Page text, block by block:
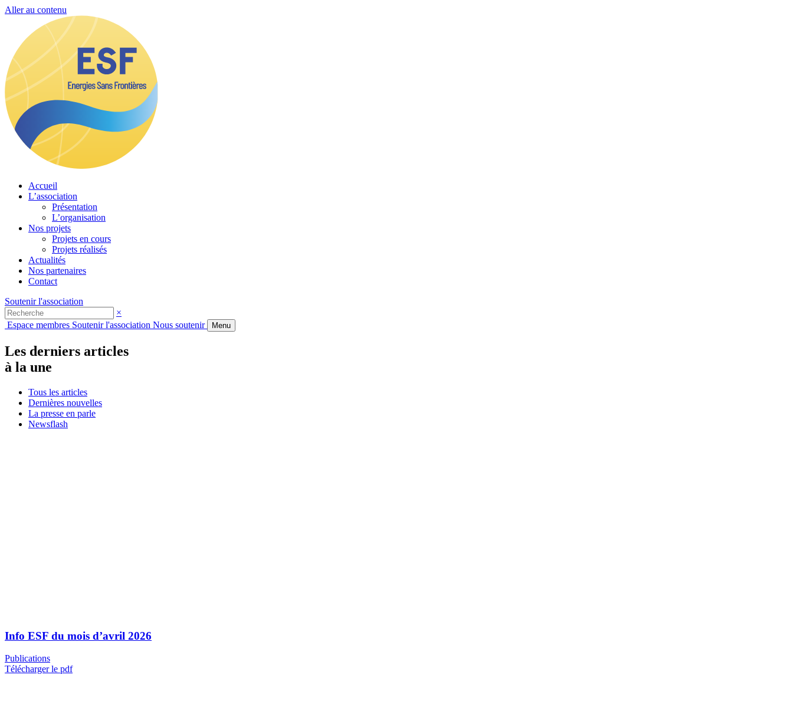
Aller au contenu
Accueil
L’association
Présentation
L’organisation
Nos projets
Projets en cours
Projets réalisés
Actualités
Nos partenaires
Contact
Soutenir l'association
×
Espace membres Soutenir l'association Nous soutenir Menu
Les derniers articles
à la une
Tous les articles
Dernières nouvelles
La presse en parle
Newsflash
Info ESF du mois d’avril 2026
Publications
Télécharger le pdf